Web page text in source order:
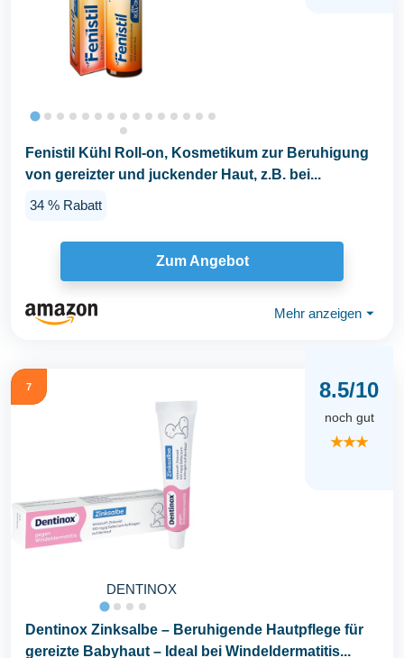
Fenistil Kühl Roll-on, Kosmetikum zur Beruhigung
von gereizter und juckender Haut, z.B. bei...
34 % Rabatt
Zum Angebot
Mehr anzeigen ⏷
7
DENTINOX
8.5/10
noch gut
★★★
Dentinox Zinksalbe – Beruhigende Hautpflege für
gereizte Babyhaut – Ideal bei Windeldermatitis...